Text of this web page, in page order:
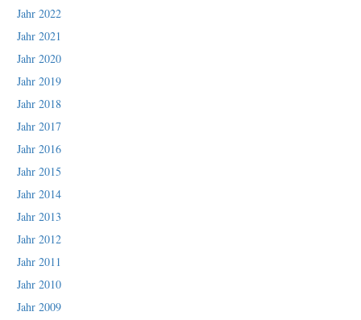
Jahr 2022
Jahr 2021
Jahr 2020
Jahr 2019
Jahr 2018
Jahr 2017
Jahr 2016
Jahr 2015
Jahr 2014
Jahr 2013
Jahr 2012
Jahr 2011
Jahr 2010
Jahr 2009